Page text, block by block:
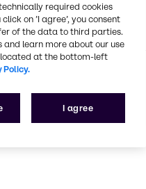
required cookies
on ’I agree’, you consent
of the data to third parties.
and learn more about our use
located at the bottom-left
Policy.
I agree